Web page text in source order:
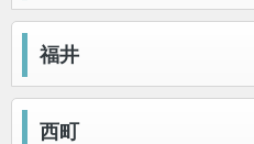
福井
西町